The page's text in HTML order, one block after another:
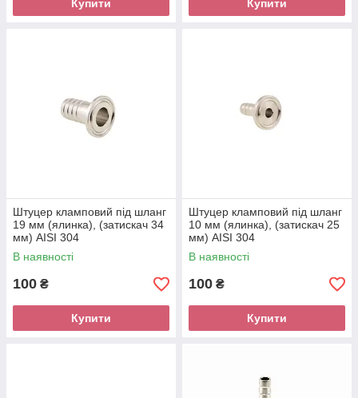
Купити Купити
Штуцер кламповий під шланг
19 мм (ялинка), (затискач 34
мм) AISI 304
В наявності
100 ₴
Купити
Штуцер кламповий під шланг
10 мм (ялинка), (затискач 25
мм) AISI 304
В наявності
100 ₴
Купити